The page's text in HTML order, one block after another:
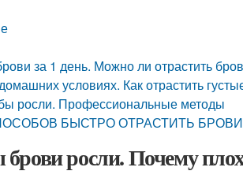
за 1 день. Можно ли отрастить
условиях. Как отрастить
росли. Профессиональные методы
БЫСТРО ОТРАСТИТЬ
брови росли. Почему